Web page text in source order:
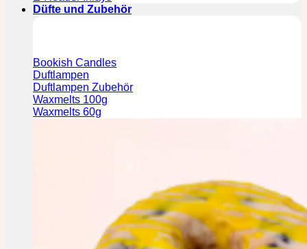
Düfte und Zubehör
Bookish Candles
Duftlampen
Duftlampen Zubehör
Waxmelts 100g
Waxmelts 60g